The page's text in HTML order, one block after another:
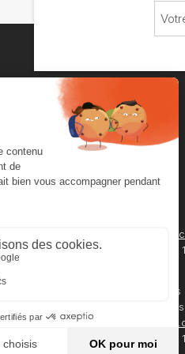
Chambre neuchâteloise
du commerce et de l'industrie
2001 Neuchâtel
032 727 24
13h30 - 16h30
Service des
légalisations
032 727 24